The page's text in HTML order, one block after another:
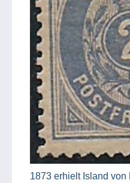
1873 erhielt Island